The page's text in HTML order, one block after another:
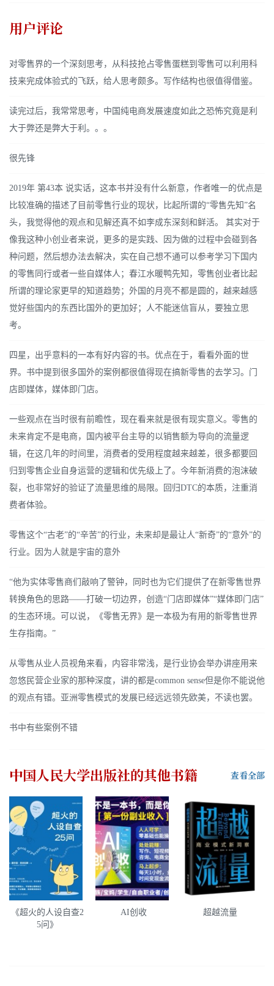
用户评论
对零售界的一个深刻思考，从科技抢占零售蛋糕到零售可以利用科
技来完成体验式的飞跃，给人思考颇多。写作结构也很值得借鉴。
读完过后，我常常思考，中国纯电商发展速度如此之恐怖究竟是利
大于弊还是弊大于利。。。
很先锋
2019年 第43本 说实话，这本书并没有什么新意，作者唯一的优点是
比较准确的描述了目前零售行业的现状，比起所谓的“零售先知”名
头，我觉得他的观点和见解还真不如李成东深刻和鲜活。 其实对于
像我这种小创业者来说，更多的是实践、因为做的过程中会碰到各
种问题，然后想办法去解决，实在自己想不通可以参考学习下国内
的零售同行或者一些自媒体人；春江水暖鸭先知，零售创业者比起
所谓的理论家更早的知道趋势；外国的月亮不都是圆的，越来越感
觉好些国内的东西比国外的更加好；人不能迷信盲从，要独立思
考。
四星，出乎意料的一本有好内容的书。优点在于，看看外面的世
界。书中提到很多国外的案例都很值得现在搞新零售的去学习。门
店即媒体，媒体即门店。
一些观点在当时很有前瞻性，现在看来就是很有现实意义。零售的
未来肯定不是电商，国内被平台主导的以销售额为导向的流量逻
辑，在这几年的时间里，消费者的受用程度越来越差，很多都要回
归到零售企业自身运营的逻辑和优先级上了。今年新消费的泡沫破
裂，也非常好的验证了流量思维的局限。回归DTC的本质，注重消
费者体验。
零售这个“古老”的“辛苦”的行业，未来却是最让人“新奇”的“意外”的
行业。因为人就是宇宙的意外
“他为实体零售商们敲响了警钟，同时也为它们提供了在新零售世界
转换角色的思路——打破一切边界，创造“门店即媒体”“媒体即门店”
的生态环境。可以说，《零售无界》是一本极为有用的新零售世界
生存指南。”
从零售从业人员视角来看，内容非常浅，是行业协会举办讲座用来
忽悠民营企业家的那种深度，讲的都是common sense但是你不能说他
的观点有错。亚洲零售模式的发展已经远远领先欧美，不读也罢。
书中有些案例不错
中国人民大学出版社的其他书籍 查看全部
《超火的人设自查2
5问》
AI创收 超越流量